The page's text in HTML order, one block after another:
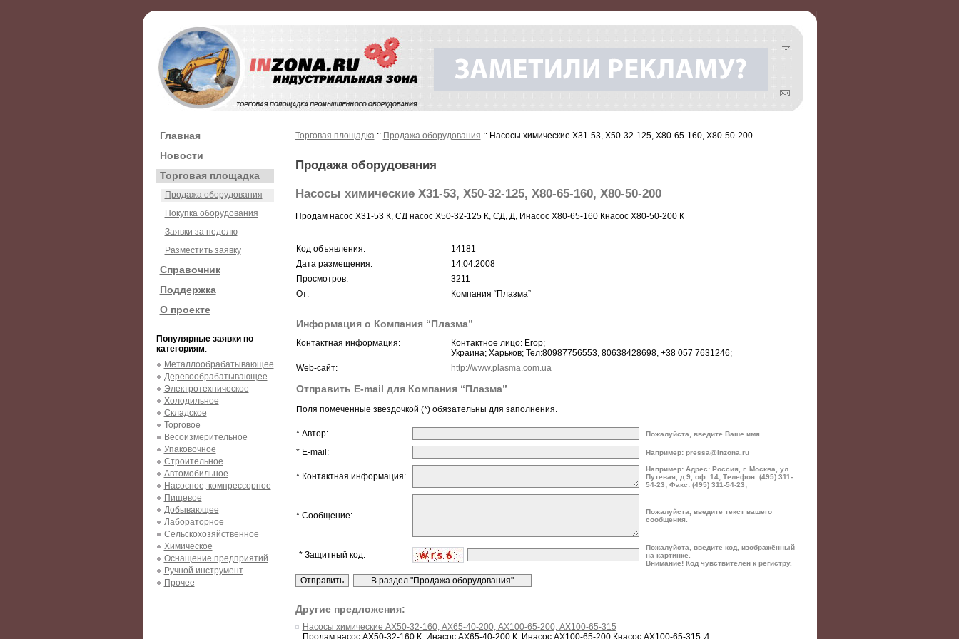
Главная
Новости
Торговая площадка
Продажа оборудования
Покупка оборудования
Заявки за неделю
Разместить заявку
Справочник
Поддержка
О проекте
Популярные заявки по
категориям:
Металлообрабатывающее
Деревообрабатывающее
Электротехническое
Холодильное
Складское
Торговое
Весоизмерительное
Упаковочное
Строительное
Автомобильное
Насосное, компрессорное
Пищевое
Добывающее
Лабораторное
Сельскохозяйственное
Химическое
Оснащение предприятий
Ручной инструмент
Прочее
Торговая площадка:: Продажа оборудования :: Насосы химические Х31-53, Х50-32-125, Х80-65-160, Х80-50-200
Продажа оборудования
Насосы химические Х31-53, Х50-32-125, Х80-65-160, Х80-50-200
Продам насос Х31-53 К, СД насос Х50-32-125 К, СД, Д, Инасос Х80-65-160 Кнасос Х80-50-200 К
Код объявления:
14181
Дата размещения:
14.04.2008
Просмотров:
3211
От:
Компания “Плазма”
Информация о Компания “Плазма”
Контактная информация:
Контактное лицо: Егор;
Украина; Харьков; Тел:80987756553, 80638428698, +38 057 7631246;
Web-сайт:
http://www.plasma.com.ua
Отправить E-mail для Компания “Плазма”
Поля помеченные звездочкой (*) обязательны для заполнения.
* Автор: Пожалуйста, введите Ваше имя.
* E-mail: Например: pressa@inzona.ru
* Контактная информация:
Например: Адрес: Россия, г. Москва, ул.
Путевая, д.9, оф. 14; Телефон: (495) 311-
54-23; Факс: (495) 311-54-23;
* Сообщение:
Пожалуйста, введите текст вашего
сообщения.
* Защитный код:
Пожалуйста, введите код, изображённый
на картинке.
Внимание! Код чувствителен к регистру.
Другие предложения:
Насосы химические АХ50-32-160, АХ65-40-200, АХ100-65-200, АХ100-65-315
Продам насос АХ50-32-160 К, Инасос АХ65-40-200 К, Инасос АХ100-65-200 Кнасос АХ100-65-315 И